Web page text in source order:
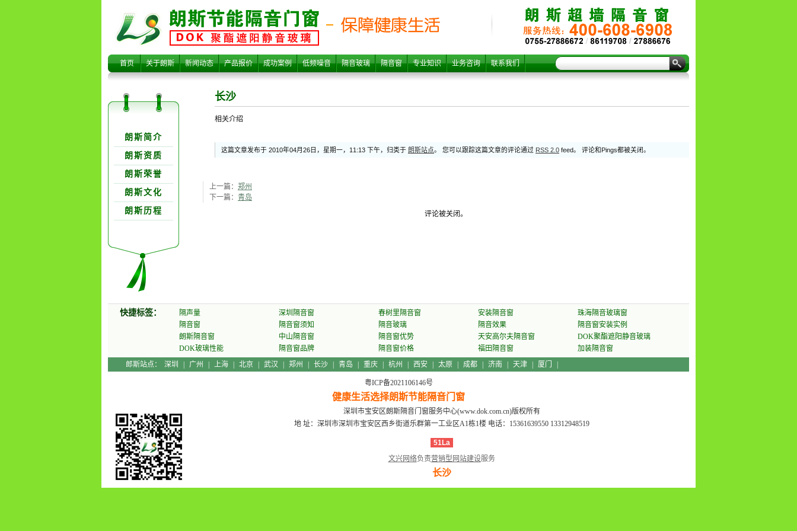
长沙
首页 关于朗斯 新闻动态 产品报价 成功案例 低频噪音 隔音玻璃 隔音窗 专业知识 业务咨询 联系我们
长沙
相关介绍
这篇文章发布于 2010年04月26日，星期一，11:13 下午，归类于 朗斯站点。 您可以跟踪这篇文章的评论通过 RSS 2.0 feed。 评论和Pings都被关闭。
上一篇： 郑州
下一篇： 青岛
评论被关闭。
朗斯简介
朗斯资质
朗斯荣誉
朗斯文化
朗斯历程
快捷标签： 隔声量 深圳隔音窗 春树里隔音窗 安装隔音窗
珠海隔音玻璃窗
隔音窗
隔音窗须知 隔音玻璃 隔音效果
隔音窗安装实例
朗斯隔音窗
中山隔音窗 隔音窗优势 天安高尔夫隔音窗
DOK聚酯遮阳静音玻璃
DOK玻璃性能
隔音窗品牌 隔音窗价格 福田隔音窗
加装隔音窗
郎斯站点：
深圳 广州 上海 北京 武汉 郑州 长沙 青岛 重庆 杭州 西安 太原 成都 济南 天津 厦门
粤ICP备2021106146号
健康生活选择朗斯节能隔音门窗
深圳市宝安区朗斯隔音门窗服务中心(www.dok.com.cn)版权所有
地 址：深圳市深圳市宝安区西乡街道乐群第一工业区A1栋1楼 电话：15361639550 13312948519
51La
文兴网络负责营销型网站建设服务
长沙